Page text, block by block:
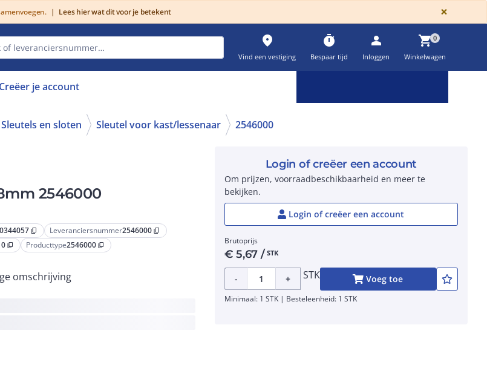
| Lees hier wat dit voor je betekent ×
place
Vind een vestiging
timer
Bespaar tijd
person
Inloggen
shopping_cart0
Winkelwagen
Creëer je account
Sleutels en sloten Sleutel voor kast/lessenaar 2546000
2546000
content_copy Leveranciersnummer2546000 content_copy
content_copy Producttype2546000 content_copy
omschrijving
Login of creëer een account
Om prijzen, voorraadbeschikbaarheid en meer te
bekijken.
Login of creëer een account
Brutoprijs
€5,67 / STK
- + STK Voeg toe
Minimaal: 1 STK | Besteleenheid: 1 STK